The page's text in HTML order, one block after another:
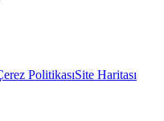
PolitikasıSite Haritası